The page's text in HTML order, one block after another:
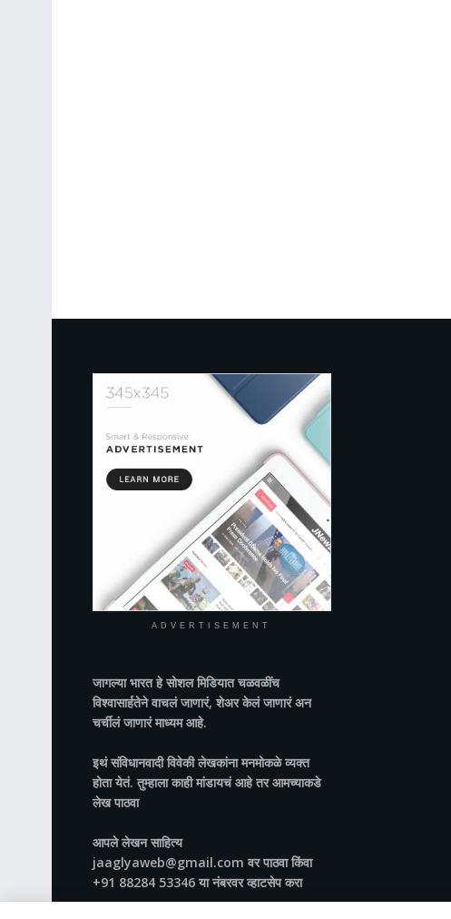
ADVERTISEMENT
जागल्या भारतहे सोशल मिडियात चळवळींच
विश्वासार्हतेने वाचलं जाणारं, शेअर केलं जाणारं अन
चर्चीलं जाणारं माध्यम आहे.
इथं संविधानवादी विवेकी लेखकांना मनमोकळे व्यक्त
होता येतं. तुम्हाला काही मांडायचं आहे तर आमच्याकडे
लेख पाठवा
आपले लेखन साहित्य
jaaglyaweb@gmail.com वर पाठवा किंवा
+91 88284 53346 या नंबरवर व्हाटसेप करा